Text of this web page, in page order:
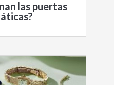
las puertas